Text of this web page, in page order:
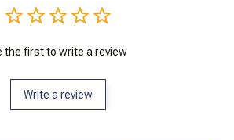
the first to write a review
Write a review